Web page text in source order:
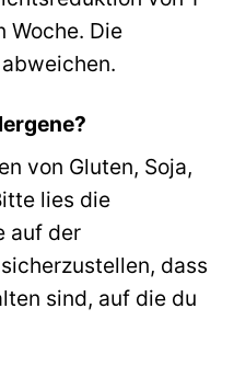
Woche. Die
von Gluten, Soja,
lies die
auf der
dass
sind, auf die du